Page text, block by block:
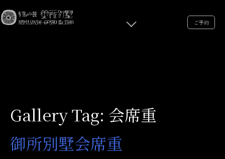
ご予約
Gallery Tag: 会席重
御所別墅会席重